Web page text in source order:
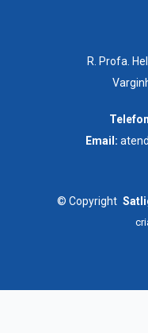
R. Profa.
Email:
© Copyright